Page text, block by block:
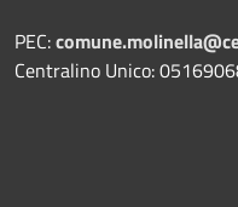
PEC:
Centralino Unico: